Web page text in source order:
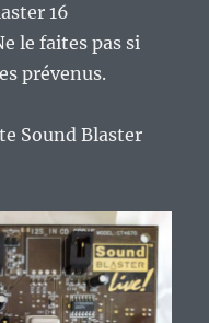
16
le faites pas si
prévenus.
Sound Blaster